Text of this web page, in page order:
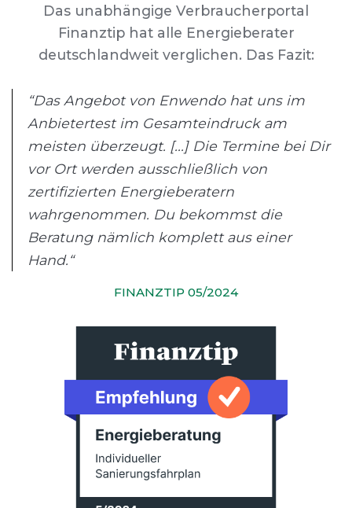
Das unabhängige Verbraucherportal
Finanztip hat alle Energieberater
deutschlandweit verglichen. Das Fazit:
“Das Angebot von Enwendo hat uns im
Anbietertest im Gesamteindruck am
meisten überzeugt. [...] Die Termine bei Dir
vor Ort werden ausschließlich von
zertifizierten Energieberatern
wahrgenommen. Du bekommst die
Beratung nämlich komplett aus einer
Hand.“
FINANZTIP 05/2024